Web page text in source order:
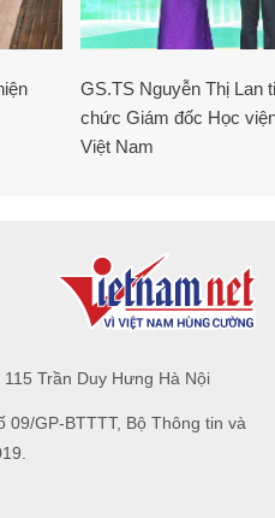
GS.TS Nguyễn Thị Lan
chức Giám đốc Học
Việt Nam
Trần Duy Hưng Hà Nội
09/GP-BTTTT, Bộ Thông tin và